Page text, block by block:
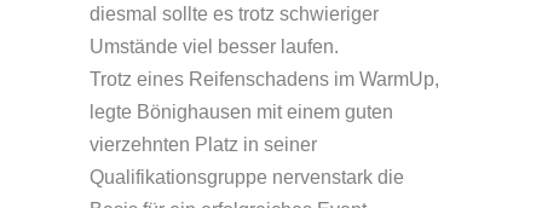
diesmal sollte es trotz schwieriger
Umstände viel besser laufen.
Trotz eines Reifenschadens im WarmUp,
legte Bönighausen mit einem guten
vierzehnten Platz in seiner
Qualifikationsgruppe nervenstark die